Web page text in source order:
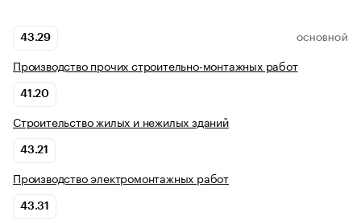
43.29 ОСНОВНОЙ
Производство прочих строительно-монтажных работ
41.20
Строительство жилых и нежилых зданий
43.21
Производство электромонтажных работ
43.31